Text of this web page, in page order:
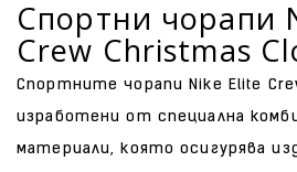
Спортни чорапи
Crew Christmas
Спортните чорапи Nike Elite
изработени от специална
материали, която осигурява